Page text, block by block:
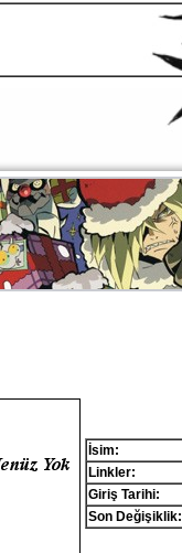
İsim:
Linkler:
Giriş Tarihi:
Son Değişiklik: